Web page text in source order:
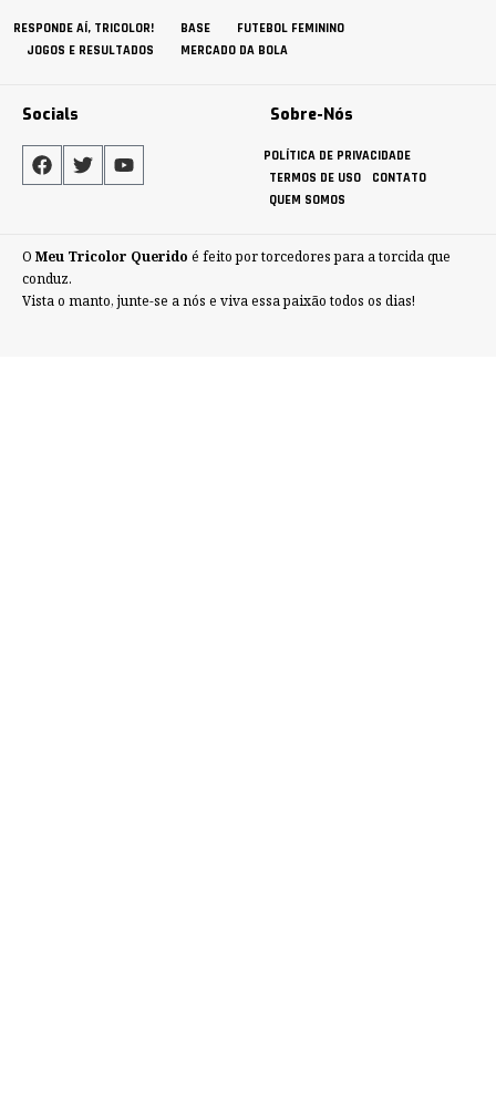
RESPONDE AÍ, TRICOLOR! BASE
FUTEBOL FEMININO
JOGOS E RESULTADOS
MERCADO DA BOLA
Socials Sobre-Nós
POLÍTICA DE PRIVACIDADE
TERMOS DE USO
CONTATO
QUEM SOMOS
O Meu Tricolor Querido é feito por torcedores para a torcida que
conduz.
Vista o manto, junte-se a nós e viva essa paixão todos os dias!